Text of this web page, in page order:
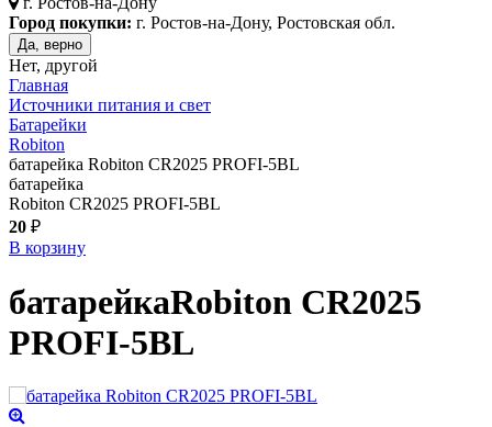
Город покупки: г. Ростов-на-Дону, Ростовская обл.
Да, верно
Нет, другой
Главная
Источники питания и свет
Батарейки
Robiton
батарейка Robiton CR2025 PROFI-5BL
батарейка
Robiton CR2025 PROFI-5BL
20 ₽
В корзину
батарейкаRobiton CR2025
PROFI-5BL